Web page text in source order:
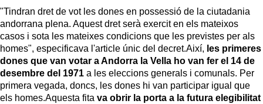
"Tindran dret de vot les dones en possessió de la ciutadania
andorrana plena. Aquest dret serà exercit en els mateixos
casos i sota les mateixes condicions que les previstes per als
homes", especificava l'article únic del decret.Així, les primeres
dones que van votar a Andorra la Vella ho van fer el 14 de
desembre del 1971 a les eleccions generals i comunals. Per
primera vegada, doncs, les dones hi van participar igual que
els homes.Aquesta fita va obrir la porta a la futura elegibilitat